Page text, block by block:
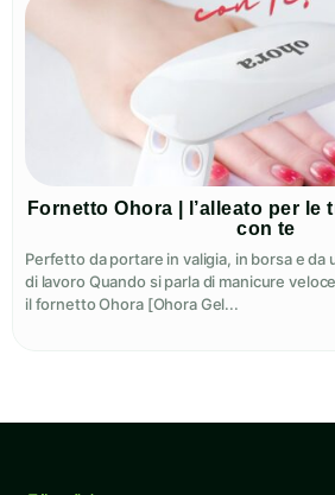
Fornetto Ohora | l’alleato per le
con te
Perfetto da portare in valigia, in borsa e da
di lavoro Quando si parla di manicure
il fornetto Ohora [Ohora Gel...